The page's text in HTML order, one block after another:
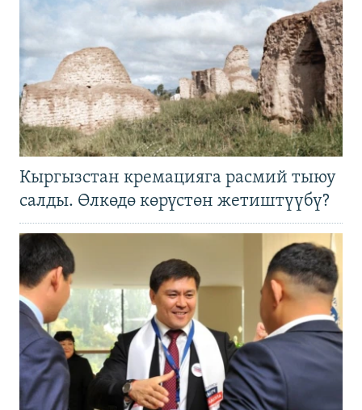
Кыргызстан кремацияга расмий тыюу
салды. Өлкөдө көрүстөн жетиштүүбү?